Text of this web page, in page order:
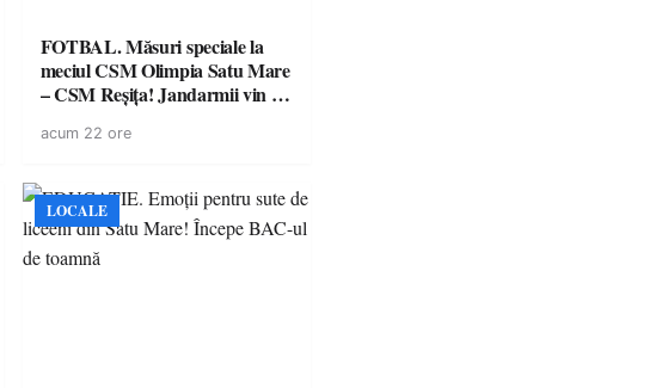
FOTBAL. Măsuri speciale la
meciul CSM Olimpia Satu Mare
– CSM Reșița! Jandarmii vin cu
suporteri
acum 22 ore
LOCALE